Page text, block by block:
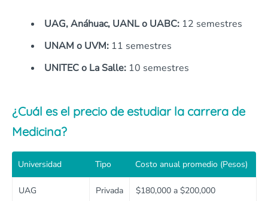
UAG, Anáhuac, UANL o UABC: 12 semestres
UNAM o UVM: 11 semestres
UNITEC o La Salle: 10 semestres
¿Cuál es el precio de estudiar la carrera de
Medicina?
Universidad Tipo Costo anual promedio (Pesos)
UAG Privada $180,000 a $200,000